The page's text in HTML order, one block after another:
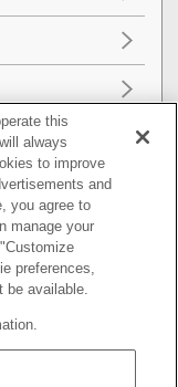
this
always
to improve
and
you agree to
manage your
preferences,
be available.